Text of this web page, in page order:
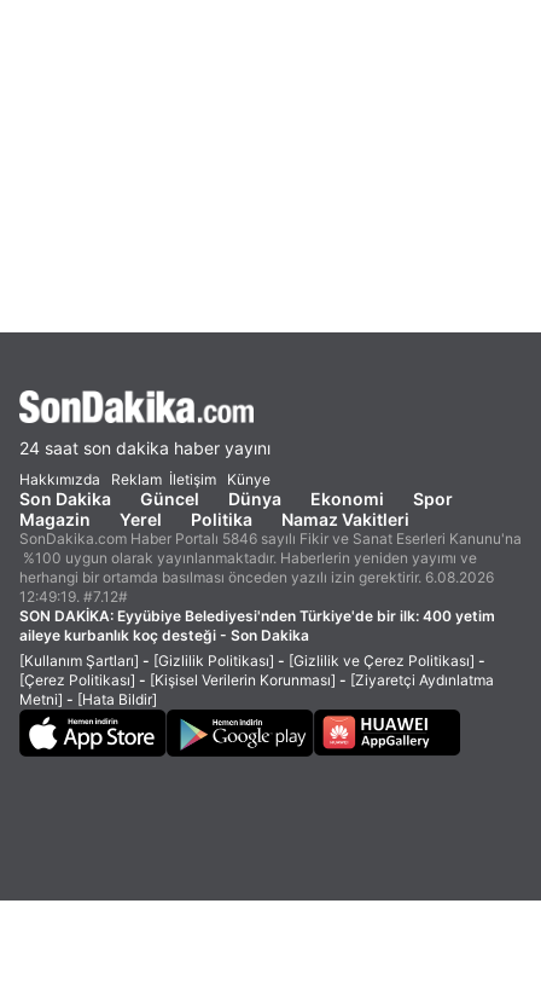
24 saat son dakika haber yayını
Hakkımızda Reklam İletişim Künye
Son Dakika Güncel Dünya Ekonomi
Spor
Magazin
Yerel Politika Namaz Vakitleri
SonDakika.com Haber Portalı 5846 sayılı Fikir ve Sanat Eserleri Kanunu'na
%100 uygun olarak yayınlanmaktadır. Haberlerin yeniden yayımı ve
herhangi bir ortamda basılması önceden yazılı izin gerektirir. 6.08.2026
12:49:19. #7.12#
SON DAKİKA: Eyyübiye Belediyesi'nden Türkiye'de bir ilk: 400 yetim
aileye kurbanlık koç desteği - Son Dakika
[Kullanım Şartları] - [Gizlilik Politikası] - [Gizlilik ve Çerez Politikası] -
[Çerez Politikası] - [Kişisel Verilerin Korunması] - [Ziyaretçi Aydınlatma
Metni] - [Hata Bildir]